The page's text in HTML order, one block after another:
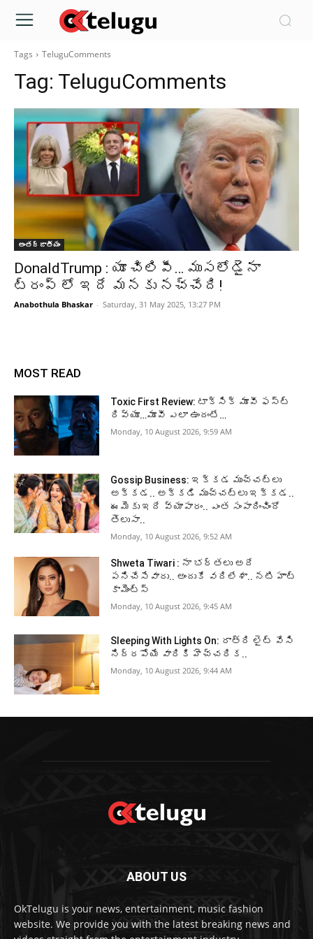
Tags TeluguComments
Tag: TeluguComments
అంతర్జాతీయం
DonaldTrump : యూ చిలిపీ… ముసలోడైనా
ట్రంప్ లో ఇదే మనకు నచ్చేది!
Anabothula Bhaskar - Saturday, 31 May 2025, 13:27 PM
MOST READ
Toxic First Review: టాక్సిక్ మూవీ ఫస్ట్
రివ్యూ…మూవీ ఎలా ఉందంటే…
Monday, 10 August 2026, 9:59 AM
Gossip Business: ఇక్కడ ముచ్చట్లు
అక్కడ.. అక్కడి ముచ్చట్లు ఇక్కడ..
ఈమెకు ఇదే వ్యాపారం.. ఎంత సంపాదించిందో
తెలుసా..
Monday, 10 August 2026, 9:52 AM
Shweta Tiwari : నా భర్తలు అదే
పనిచేసేవారు.. అందుకే వదిలేశా.. నటి హాట్
కామెంట్స్
Monday, 10 August 2026, 9:45 AM
Sleeping With Lights On: రాత్రి లైట్ వేసి
నిద్రపోయే వారికి హెచ్చరిక..
Monday, 10 August 2026, 9:44 AM
ABOUT US
OkTelugu is your news, entertainment, music fashion
website. We provide you with the latest breaking news and